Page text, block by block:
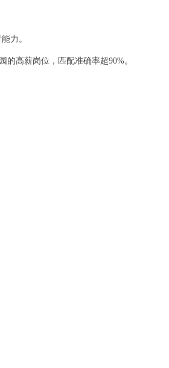
力。
高薪岗位，匹配准确率超90%。